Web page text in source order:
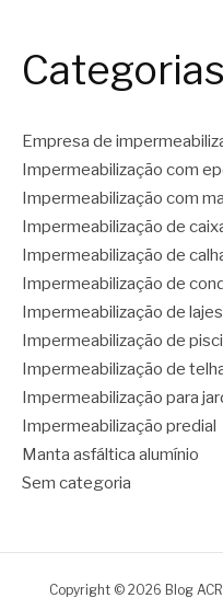
Categorias
Empresa de
Impermeabilização com
Impermeabilização com
Impermeabilização de
Impermeabilização de
Impermeabilização de
Impermeabilização de lajes
Impermeabilização de
Impermeabilização de
Impermeabilização para
Impermeabilização predial
Manta asfáltica alumínio
Sem categoria
Copyright © 2026 Blog